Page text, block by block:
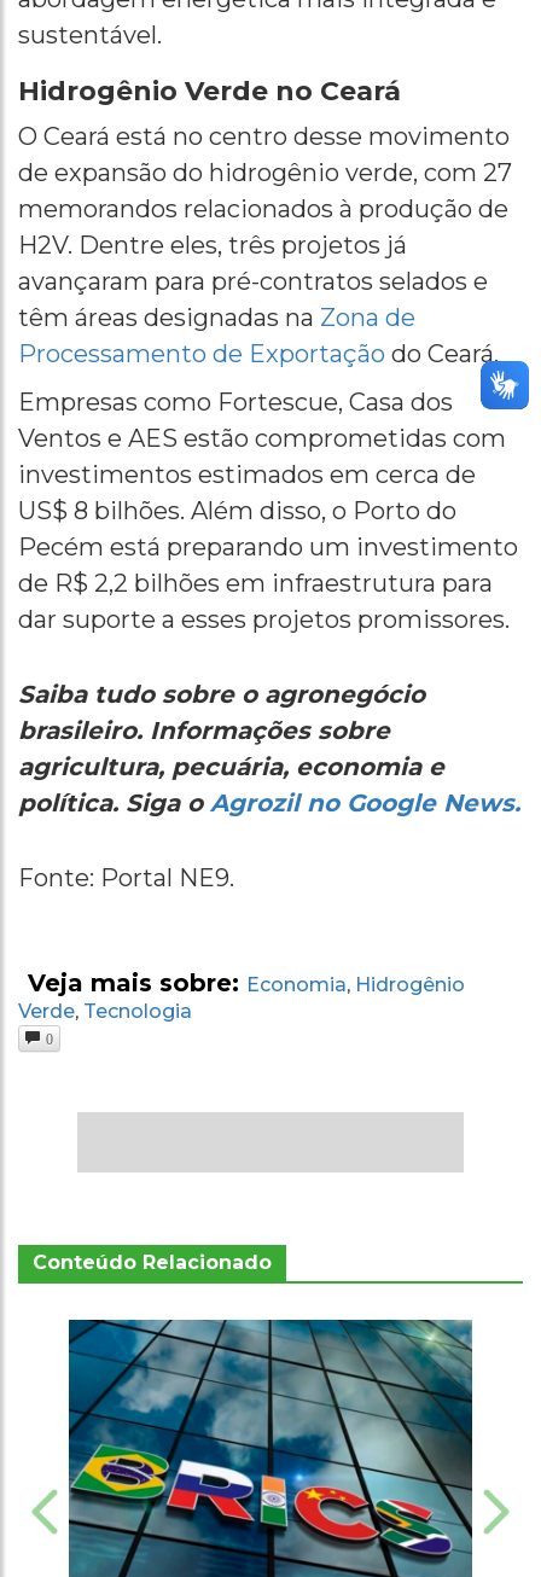
sustentável.
Hidrogênio Verde no Ceará
O Ceará está no centro desse movimento
de expansão do hidrogênio verde, com 27
memorandos relacionados à produção de
H2V. Dentre eles, três projetos já
avançaram para pré-contratos selados e
têm áreas designadas na Zona de
Processamento de Exportação do Ceará.
Empresas como Fortescue, Casa dos
Ventos e AES estão comprometidas com
investimentos estimados em cerca de
US$ 8 bilhões. Além disso, o Porto do
Pecém está preparando um investimento
de R$ 2,2 bilhões em infraestrutura para
dar suporte a esses projetos promissores.
Saiba tudo sobre o agronegócio
brasileiro. Informações sobre
agricultura, pecuária, economia e
política. Siga o Agrozil no Google News.
Fonte: Portal NE9.
Veja mais sobre: Economia, Hidrogênio
Verde, Tecnologia
0
Conteúdo Relacionado